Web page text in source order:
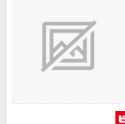
家電・PC・スマホ・カメラ
楽天ペイ導入ストア
楽天サービス特集
わくわく夏特集